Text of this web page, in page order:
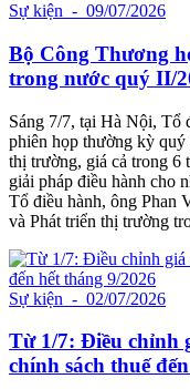
Sự kiện - 09/07/2026
Bộ Công Thương
trong nước quý II/
Sáng 7/7, tại Hà Nội, Tổ
phiên họp thường kỳ quý
thị trường, giá cả trong 6
giải pháp điều hành cho
Tổ điều hành, ông Phan
và Phát triển thị trường
Sự kiện - 02/07/2026
Từ 1/7: Điều chỉnh
chính sách thuế